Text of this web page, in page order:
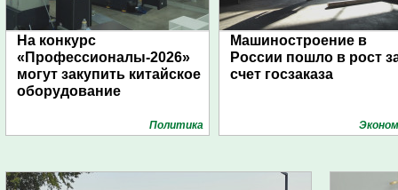
На конкурс
«Профессионалы-2026»
могут закупить китайское
оборудование
Политика
Машиностроение в
России пошло в рост
счет госзаказа